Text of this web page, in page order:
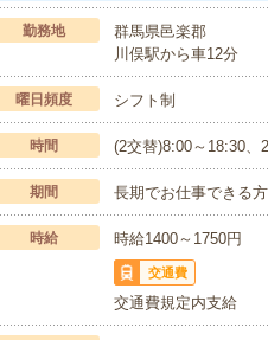
勤務地
群馬県邑楽郡
川俣駅から車12分
曜日頻度 シフト制
時間 (2交替)8:00～18:30
期間 長期でお仕事できる
時給 時給1400～1750円
交通費
交通費規定内支給